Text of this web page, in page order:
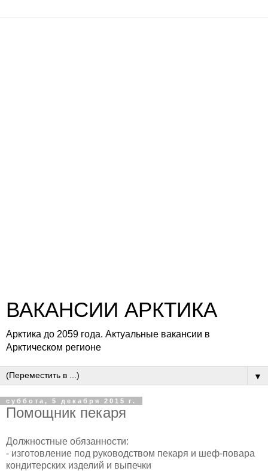
ВАКАНСИИ АРКТИКА
Арктика до 2059 года. Актуальные вакансии в
Арктическом регионе
▼
суббота, 5 декабря 2015 г.
Помощник пекаря
Должностные обязанности:
- изготовление под руководством пекаря и шеф-повара
кондитерских изделий и выпечки